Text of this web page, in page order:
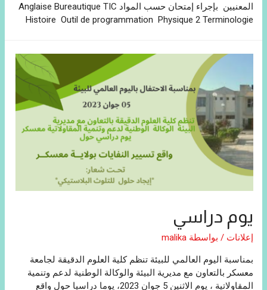
المعنيين بإجراء إمتحان حسب المواد Anglaise Bureautique TIC
Histoire Outil de programmation Physique 2 Terminologie
يوم دراسي
إعلانات / بواسطة malika
بمناسبة اليوم العالمي للبيئة تنظم كلية العلوم الدقيقة لجامعة
معسكر بالتعاون مع مديرية البيئة والوكالة الوطنية لدعم وتنمية
المقاولاتية ، يوم الاثنين 5 جوان 2023، يوما دراسيا حول واقع